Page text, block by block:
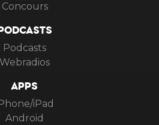
Concours
Podcasts
Webradios
APPS
iPad
Android